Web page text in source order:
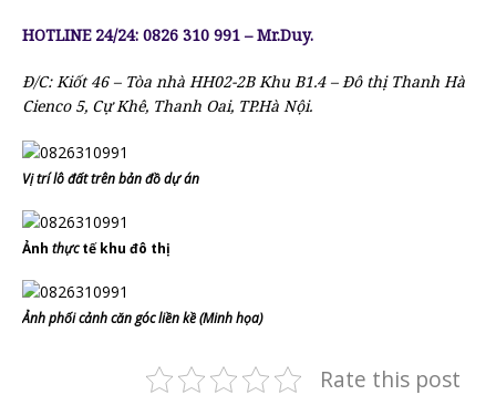
HOTLINE 24/24: 0826 310 991 – Mr.Duy.
Đ/C: Kiốt 46 – Tòa nhà HH02-2B Khu B1.4 – Đô thị Thanh Hà
Cienco 5, Cự Khê, Thanh Oai, TP.Hà Nội.
Vị trí lô đất trên bản đồ dự án
Ảnh thựctế khu đô thị
Ảnh phối cảnh căn góc liền kề (Minh họa)
Rate this post